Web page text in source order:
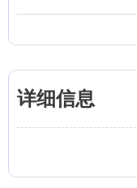
详细信息